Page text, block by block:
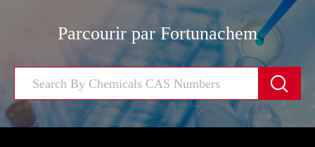
Parcourir par Fortunachem
